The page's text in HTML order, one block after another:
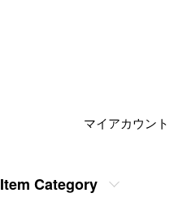
Item Category
マイアカウント